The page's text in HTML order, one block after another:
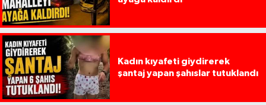
Kadın kıyafeti giydirerek
şantaj yapan şahıslar tutuklandı